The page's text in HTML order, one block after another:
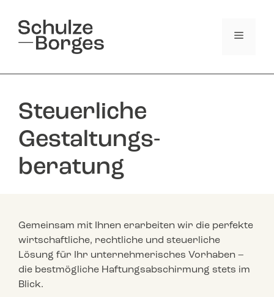
Inhalt
springen
Menü
Steuerliche
Gestaltungs­
beratung
Gemeinsam mit Ihnen erarbeiten wir die perfekte
wirtschaftliche, rechtliche und steuerliche
Lösung für Ihr unternehmerisches Vorhaben –
die bestmögliche Haftungsabschirmung stets im
Blick.